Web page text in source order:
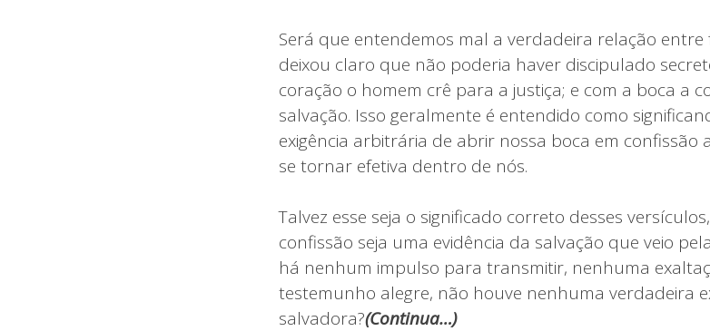
Será que entendemos mal a verdadeira relação entre
deixou claro que não poderia haver discipulado
coração o homem crê para a justiça; e com a boca a
salvação. Isso geralmente é entendido como
exigência arbitrária de abrir nossa boca em confissão
se tornar efetiva dentro de nós.
Talvez esse seja o significado correto desses
confissão seja uma evidência da salvação que veio
há nenhum impulso para transmitir, nenhuma
testemunho alegre, não houve nenhuma verdadeira
salvadora?(Continua…)